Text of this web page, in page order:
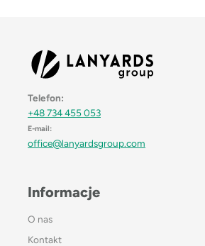
Telefon:
+48 734 455 053
E-mail:
office@lanyardsgroup.com
Informacje
O nas
Kontakt